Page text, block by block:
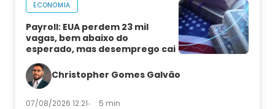
ECONOMIA
Payroll: EUA perdem 23 mil
vagas, bem abaixo do
esperado, mas desemprego cai
Christopher Gomes Galvão
07/08/2026 12:21 5 min